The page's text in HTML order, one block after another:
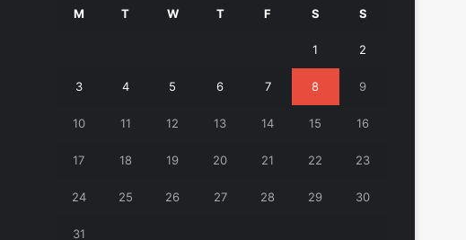
M T W T F S S
1 2
3 4 5 6 7 8 9
10 11 12 13 14 15 16
17 18 19 20 21 22 23
24 25 26 27 28 29 30
31